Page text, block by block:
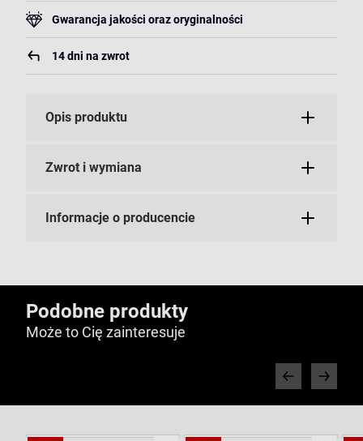
Gwarancja jakości oraz oryginalności
14 dni na zwrot
Opis produktu
Zwrot i wymiana
Informacje o producencie
Podobne produkty
Może to Cię zainteresuje